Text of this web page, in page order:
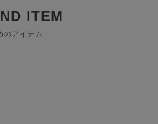
ITEM
のアイテム